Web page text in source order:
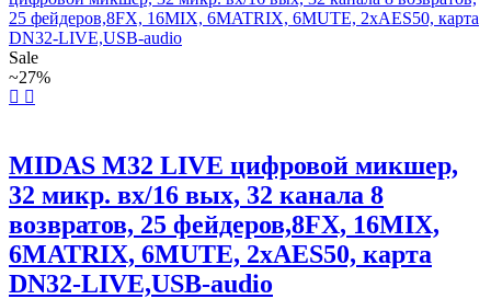
Sale
~27%
MIDAS M32 LIVE цифровой микшер,
32 микр. вх/16 вых, 32 канала 8
возвратов, 25 фейдеров,8FX, 16MIX,
6MATRIX, 6MUTE, 2xAES50, карта
DN32-LIVE,USB-audio